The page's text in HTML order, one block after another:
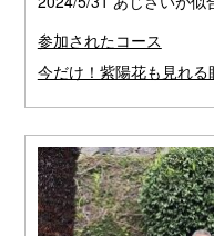
参加されたコース
今だけ！紫陽花も見れる